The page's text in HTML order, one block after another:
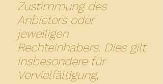
Zustimmung des
Anbieters oder
jeweiligen
Rechteinhabers. Dies gilt
insbesondere für
Vervielfältigung,